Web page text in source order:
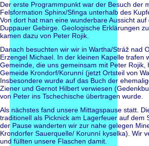
Der erste Programmpunkt war der Besuch der
Felsformation Sphinx/Sfinga unterhalb des
Von dort hat man eine wunderbare Aussicht
Duppauer Gebirge. Geologische Erklärungen
kamen dazu von Peter Rojik.
Danach besuchten wir wir in Wartha/Stráž nad
Erzengel Michael. In der kleinen Kapelle trafen
Gemeinde, die uns gemeinsam mit Peter Rojik,
Gemeide Krondorf/Korunní (jetzt Ortsteil von
Insbesondere wurde auf das Buch der
Ziener und Gernot Hilbert verwiesen
von Peter ins Tschechische übertragen wurde.
Als nächstes fand unsere Mittagspause statt.
traditionell als Picknick am Lagerfeuer auf dem
der Pause wanderten wir zur nahe gelegen
Krondorfer Sauerquelle/ Korunní kyselka). Wir
und füllten unsere Flaschen damit.